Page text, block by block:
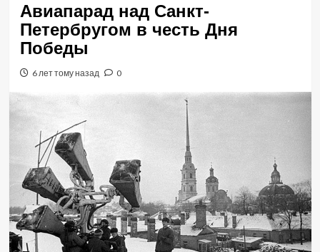
Авиапарад над Санкт-
Петербругом в честь Дня
Победы
6 лет тому назад 0